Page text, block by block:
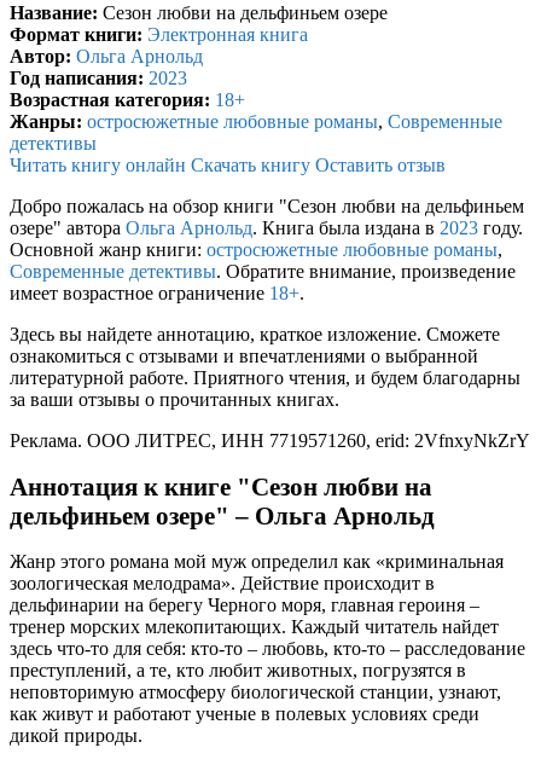
Название: Cезон любви на дельфиньем озере
Формат книги: Электронная книга
Автор: Ольга Арнольд
Год написания: 2023
Возрастная категория: 18+
Жанры: остросюжетные любовные романы, Современные
детективы
Читать книгу онлайн Скачать книгу Оставить отзыв
Добро пожалась на обзор книги "Cезон любви на дельфиньем
озере" автора Ольга Арнольд. Книга была издана в 2023 году.
Основной жанр книги: остросюжетные любовные романы,
Современные детективы. Обратите внимание, произведение
имеет возрастное ограничение 18+.
Здесь вы найдете аннотацию, краткое изложение. Сможете
ознакомиться с отзывами и впечатлениями о выбранной
литературной работе. Приятного чтения, и будем благодарны
за ваши отзывы о прочитанных книгах.
Реклама. ООО ЛИТРЕС, ИНН 7719571260, erid: 2VfnxyNkZrY
Аннотация к книге "Cезон любви на
дельфиньем озере" – Ольга Арнольд
Жанр этого романа мой муж определил как «криминальная
зоологическая мелодрама». Действие происходит в
дельфинарии на берегу Черного моря, главная героиня –
тренер морских млекопитающих. Каждый читатель найдет
здесь что-то для себя: кто-то – любовь, кто-то – расследование
преступлений, а те, кто любит животных, погрузятся в
неповторимую атмосферу биологической станции, узнают,
как живут и работают ученые в полевых условиях среди
дикой природы.